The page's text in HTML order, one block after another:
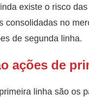
existe o risco
consolidadas no
de segunda linha.
ações de
linha são os